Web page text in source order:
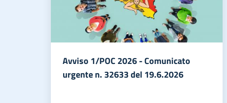
Avviso 1/POC 2026 - Comunicato
urgente n. 32633 del 19.6.2026